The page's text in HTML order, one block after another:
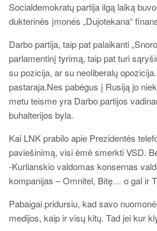
Socialdemokratų partija ilgą laiką
dukterinės įmonės „Dujotekana“
Darbo partija, taip pat palaikanti
parlamentinį tyrimą, taip pat turi
su pozicija, ar su neoliberalų
pastaraja.Nes pabėgus į Rusiją jo
metu teisme yra Darbo partijos
buhalterijos byla.
Kai LNK prabilo apie Prezidentės
paviešinimą, visi ėmė smerkti VSD.
-Kurlianskio valdomas konsernas
kompanijas – Omnitel, Bitę… o gal ir
Pabaigai pridursiu, kad savo
medijos, kaip ir visų kitų. Tad jei kur